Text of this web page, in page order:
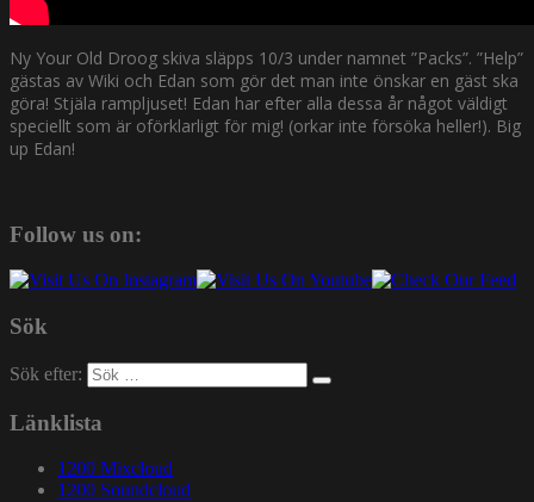
Ny Your Old Droog skiva släpps 10/3 under namnet ”Packs”. ”Help”
gästas av Wiki och Edan som gör det man inte önskar en gäst ska
göra! Stjäla rampljuset! Edan har efter alla dessa år något väldigt
speciellt som är oförklarligt för mig! (orkar inte försöka heller!). Big
up Edan!
Follow us on:
Sök
Sök efter:
Länklista
1200 Mixcloud
1200 Soundcloud